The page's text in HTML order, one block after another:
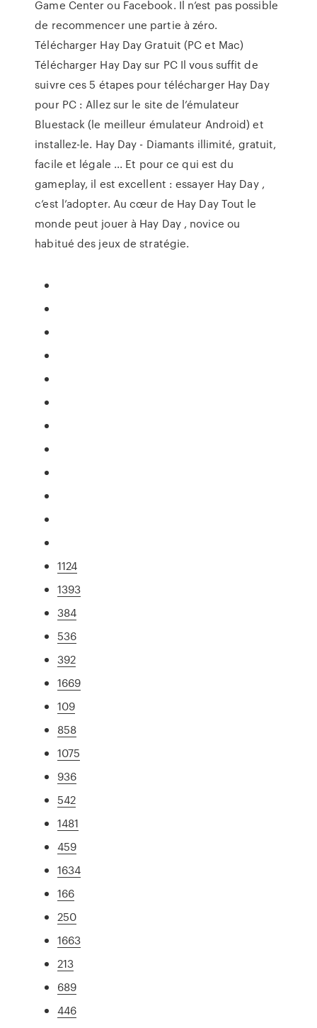
Game Center ou Facebook. Il n’est pas possible
de recommencer une partie à zéro.
Télécharger Hay Day Gratuit (PC et Mac)
Télécharger Hay Day sur PC Il vous suffit de
suivre ces 5 étapes pour télécharger Hay Day
pour PC : Allez sur le site de l’émulateur
Bluestack (le meilleur émulateur Android) et
installez-le. Hay Day - Diamants illimité, gratuit,
facile et légale ... Et pour ce qui est du
gameplay, il est excellent : essayer Hay Day ,
c’est l’adopter. Au cœur de Hay Day Tout le
monde peut jouer à Hay Day , novice ou
habitué des jeux de stratégie.
1124
1393
384
536
392
1669
109
858
1075
936
542
1481
459
1634
166
250
1663
213
689
446